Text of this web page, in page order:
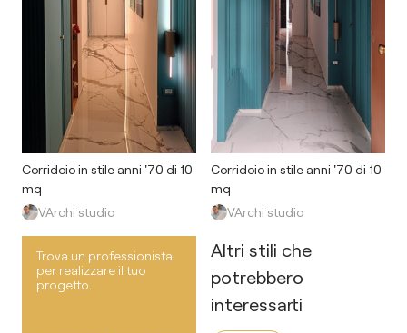
Corridoio in stile anni '70 di 10
mq
VArchi studio
Trova un professionista
per realizzare il tuo
progetto.
Corridoio in stile anni '70 di 10
mq
VArchi studio
Altri stili che
potrebbero
interessarti